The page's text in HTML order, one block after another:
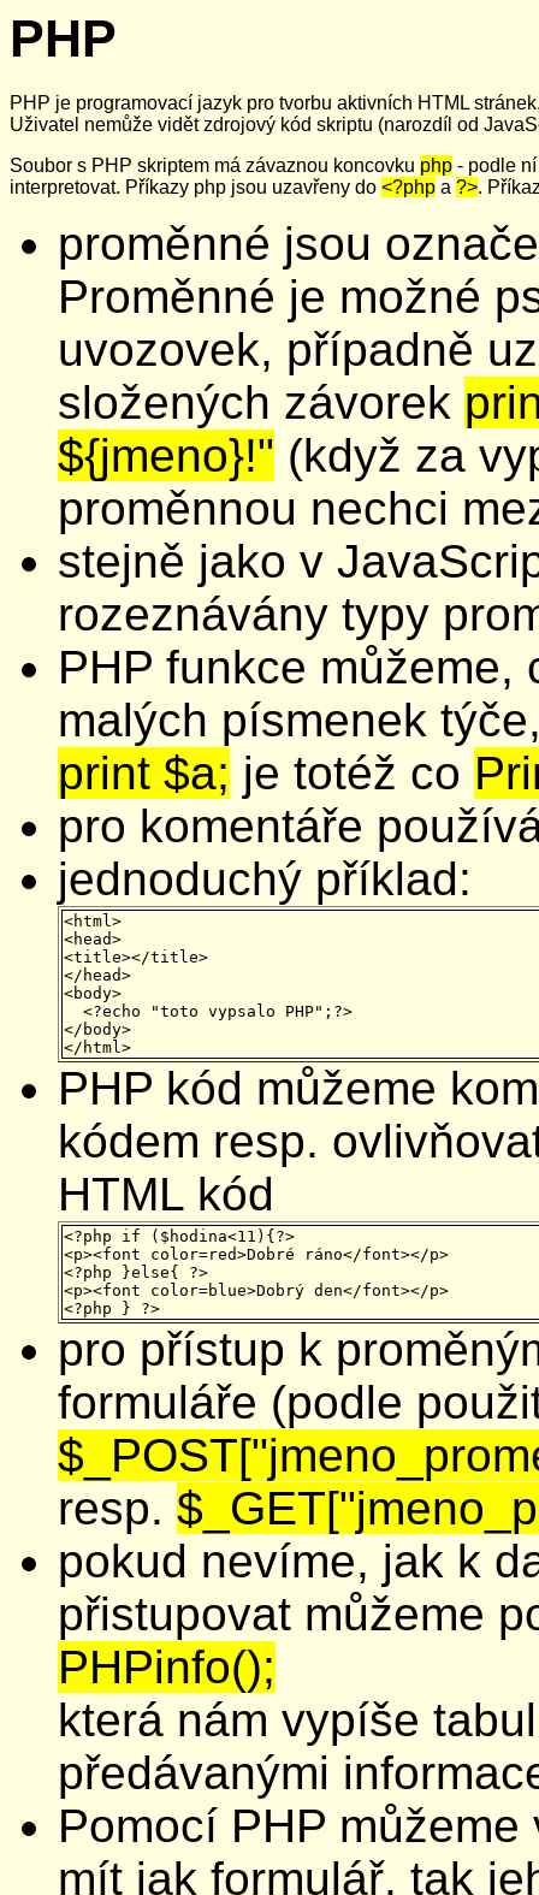
PHP
PHP je programovací jazyk pro tvorbu aktivních HTML
Uživatel nemůže vidět zdrojový kód skriptu (narozdíl od
Soubor s PHP skriptem má závaznou koncovku php - podle
interpretovat. Příkazy php jsou uzavřeny do <?php a ?>.
proměnné jsou
Proměnné je možné
uvozovek, případně
složených závorek
${jmeno}!" (když za
proměnnou nechci
stejně jako v
rozeznávány typy
PHP funkce můžeme,
malých písmenek
print $a; je totéž co
pro komentáře
jednoduchý příklad:
<html>
<head>
<title></title>
</head>
<body>
  <?echo "toto vypsalo PHP";?>
</body>
PHP kód můžeme
kódem resp.
HTML kód
<?php if ($hodina<11){?>
<p><font color=red>Dobré ráno</font></p>
<?php }else{ ?>
<p><font color=blue>Dobrý den</font></p>
pro přístup k
formuláře (podle
resp.
pokud nevíme, jak k
přistupovat můžeme
PHPinfo();
která nám vypíše
předávanými
Pomocí PHP
mít jak formulář, tak